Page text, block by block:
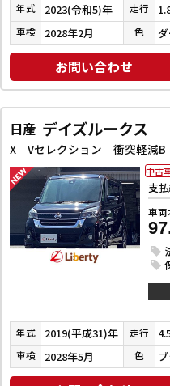
年式 2023(令和5)年 走行
車検 2028年2月 色
お問い合わせ
日産 デイズルークス
支
車両
中古
年式 2019(平成31)年 走行
車検 2028年5月 色